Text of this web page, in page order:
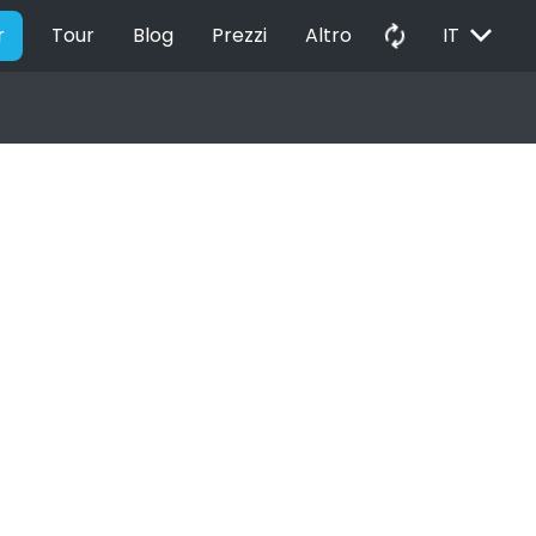
Tour Blog Prezzi Altro autorenew IT EXPAND_MORE